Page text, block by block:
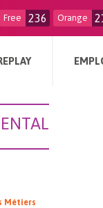
Free 236 Orange
Métiers